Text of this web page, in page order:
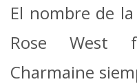
El nombre de
Rose West
Charmaine